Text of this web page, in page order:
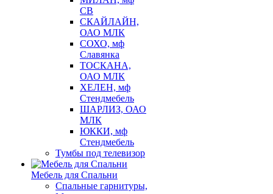
СВ
СКАЙЛАЙН,
ОАО МЛК
СОХО, мф
Славянка
ТОСКАНА,
ОАО МЛК
ХЕЛЕН, мф
Стендмебель
ШАРЛИЗ, ОАО
МЛК
ЮККИ, мф
Стендмебель
Тумбы под телевизор
Мебель для Спальни
Спальные гарнитуры,